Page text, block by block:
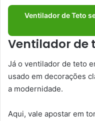
Ventilador de Teto
Ventilador de
Já o ventilador de teto
usado em decorações
a modernidade.
Aqui, vale apostar em